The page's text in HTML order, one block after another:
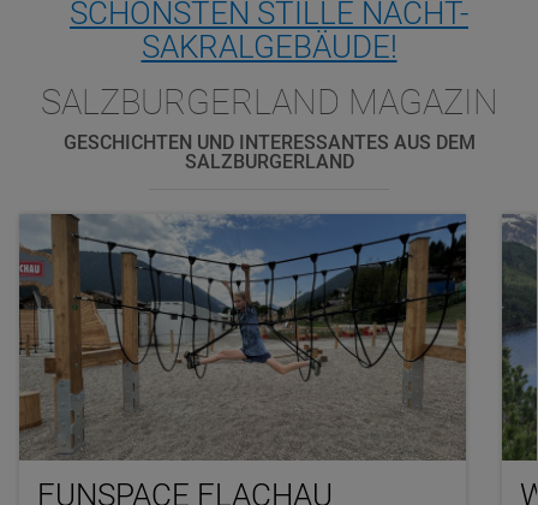
SCHÖNSTEN STILLE NACHT-
SAKRALGEBÄUDE!
SALZBURGERLAND MAGAZIN
GESCHICHTEN UND INTERESSANTES AUS DEM
SALZBURGERLAND
FUNSPACE FLACHAU